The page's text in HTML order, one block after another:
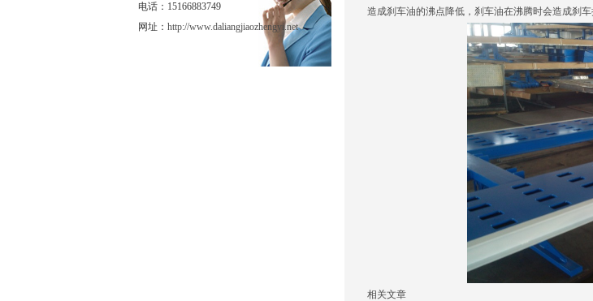
电话：15166883749
网址： http://www.daliangjiaozhengyi.net
造成刹车油的沸点降低，刹车油在沸腾时会造成刹
相关文章